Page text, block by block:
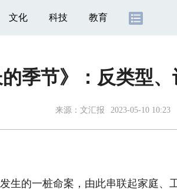
文化 科技 教育
的季节》：反类型
来源： 文汇报 2023-05-10 10:23
的一桩命案，由此串联起家庭、